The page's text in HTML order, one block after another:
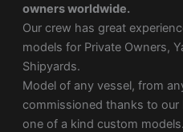
owners worldwide.
Our crew has great
models for Private Owners,
Shipyards.
Model of any vessel, from
commissioned thanks to our
one of a kind custom models.